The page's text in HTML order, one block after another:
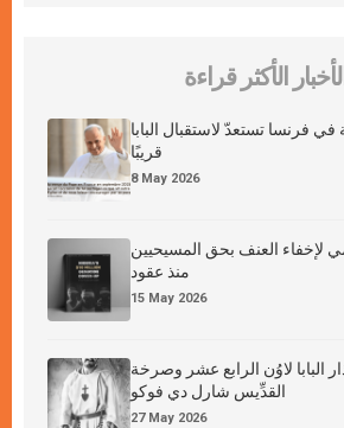
الأخبار الأكثر قراءة
في فرنسا تستعدّ لاستقبال البابا
قريبًا
8 May 2026
لإخفاء العنف بحق المسيحيين
منذ عقود
15 May 2026
البابا لاوُن الرابع عشر وصرخة
القدِّيس شارل دي فوكو
27 May 2026